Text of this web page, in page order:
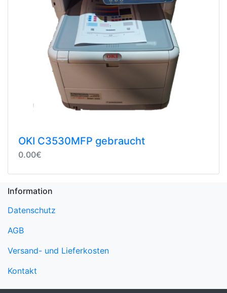
OKI C3530MFP gebraucht
0.00€
Information
Datenschutz
AGB
Versand- und Lieferkosten
Kontakt